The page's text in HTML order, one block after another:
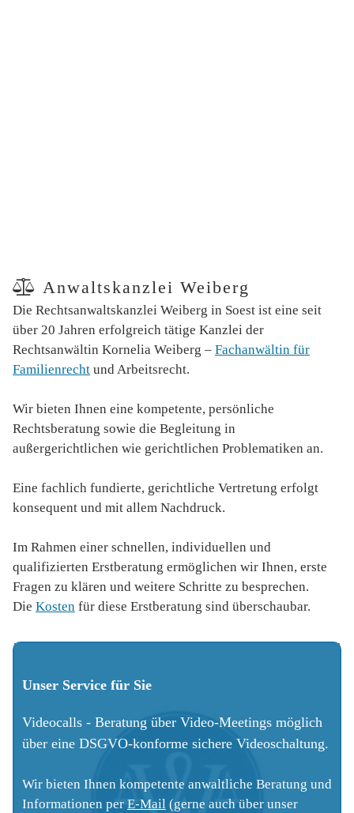
 Anwaltskanzlei Weiberg
Die Rechtsanwaltskanzlei Weiberg in Soest ist eine seit
über 20 Jahren erfolgreich tätige Kanzlei der
Rechtsanwältin Kornelia Weiberg – Fachanwältin für
Familienrecht und Arbeitsrecht.
Wir bieten Ihnen eine kompetente, persönliche
Rechtsberatung sowie die Begleitung in
außergerichtlichen wie gerichtlichen Problematiken an.
Eine fachlich fundierte, gerichtliche Vertretung erfolgt
konsequent und mit allem Nachdruck.
Im Rahmen einer schnellen, individuellen und
qualifizierten Erstberatung ermöglichen wir Ihnen, erste
Fragen zu klären und weitere Schritte zu besprechen.
Die Kosten für diese Erstberatung sind überschaubar.
Unser Service für Sie
Videocalls - Beratung über Video-Meetings möglich
über eine DSGVO-konforme sichere Videoschaltung.
Wir bieten Ihnen kompetente anwaltliche Beratung und
Informationen per E-Mail (gerne auch über unser